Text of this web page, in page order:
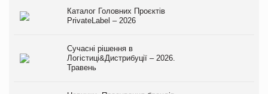
Каталог Головних Проєктів
PrivateLabel – 2026
Сучасні рішення в
Логістиці&Дистрибуції – 2026.
Травень